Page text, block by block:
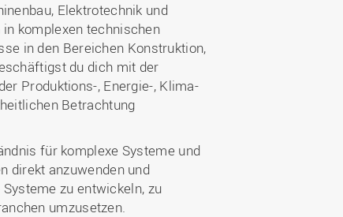
Elektrotechnik und
komplexen technischen
in den Bereichen Konstruktion,
du dich mit der
Produktions-, Energie-, Klima-
Betrachtung
für komplexe Systeme und
direkt anzuwenden und
zu entwickeln, zu
umzusetzen.